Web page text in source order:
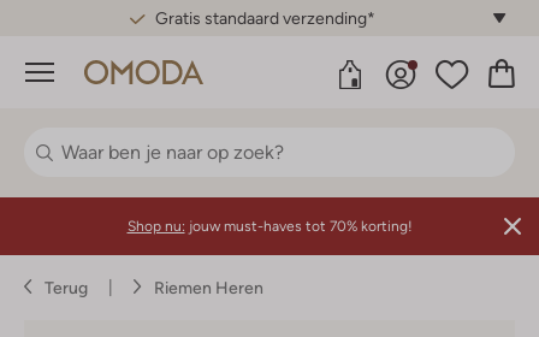
Gratis standaard verzending*
Menu
Shop nu: jouw must-haves tot 70% korting!
Terug Riemen Heren